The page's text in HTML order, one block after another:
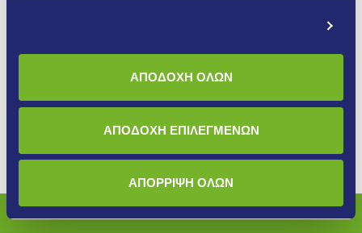
ΑΠΟΔΟΧΗ ΟΛΩΝ
ΑΠΟΔΟΧΗ ΕΠΙΛΕΓΜΕΝΩΝ
ΑΠΟΡΡΙΨΗ ΟΛΩΝ